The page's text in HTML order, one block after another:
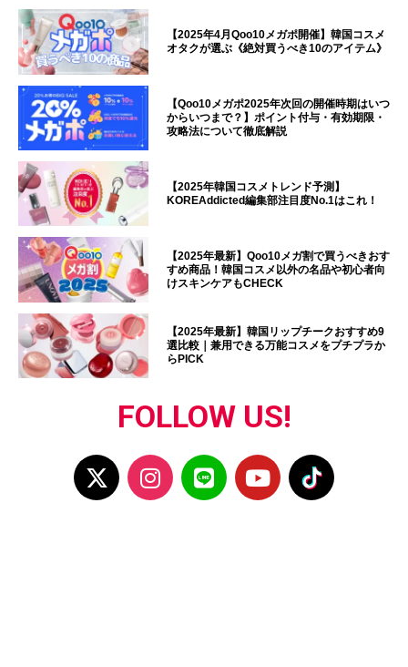
【2025年4月Qoo10メガポ開催】韓国コスメ
オタクが選ぶ《絶対買うべき10のアイテム》
【Qoo10メガポ2025年次回の開催時期はいつ
からいつまで？】ポイント付与・有効期限・
攻略法について徹底解説
【2025年韓国コスメトレンド予測】
KOREAddicted編集部注目度No.1はこれ！
【2025年最新】Qoo10メガ割で買うべきおす
すめ商品！韓国コスメ以外の名品や初心者向
けスキンケアもCHECK
【2025年最新】韓国リップチークおすすめ9
選比較｜兼用できる万能コスメをプチプラか
らPICK
FOLLOW US!